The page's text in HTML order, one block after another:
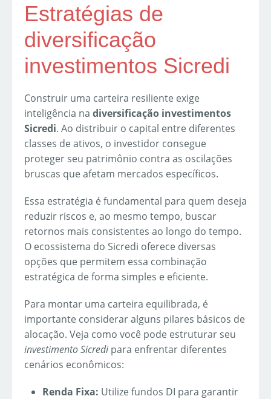
Estratégias de
diversificação
investimentos Sicredi
Construir uma carteira resiliente exige
inteligência na diversificação investimentos
Sicredi. Ao distribuir o capital entre diferentes
classes de ativos, o investidor consegue
proteger seu patrimônio contra as oscilações
bruscas que afetam mercados específicos.
Essa estratégia é fundamental para quem deseja
reduzir riscos e, ao mesmo tempo, buscar
retornos mais consistentes ao longo do tempo.
O ecossistema do Sicredi oferece diversas
opções que permitem essa combinação
estratégica de forma simples e eficiente.
Para montar uma carteira equilibrada, é
importante considerar alguns pilares básicos de
alocação. Veja como você pode estruturar seu
investimento Sicredipara enfrentar diferentes
cenários econômicos:
Renda Fixa: Utilize fundos DI para garantir